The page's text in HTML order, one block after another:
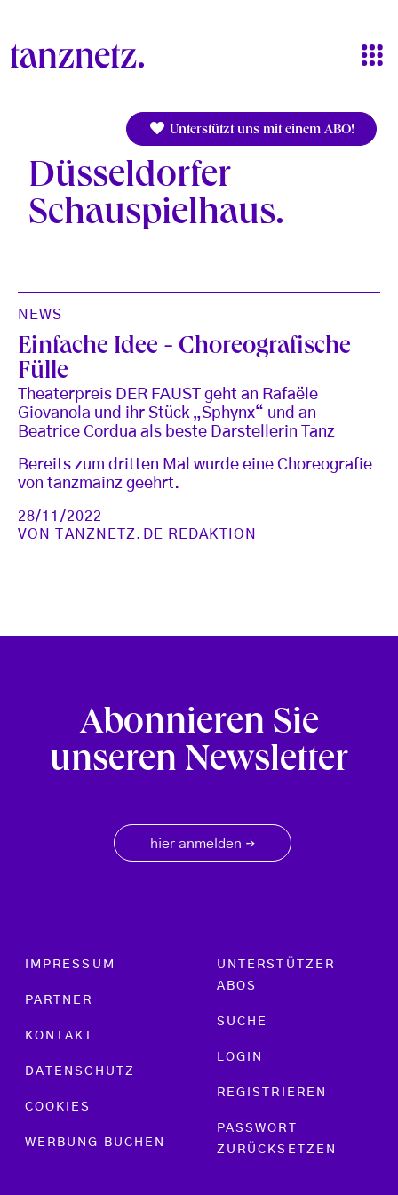
Unterstützt uns mit einem ABO!
Düsseldorfer
Schauspielhaus
NEWS
Einfache Idee - Choreografische
Fülle
Theaterpreis DER FAUST geht an Rafaële
Giovanola und ihr Stück „Sphynx“ und an
Beatrice Cordua als beste Darstellerin Tanz
Bereits zum dritten Mal wurde eine Choreografie
von tanzmainz geehrt.
28/11/2022
VONTANZNETZ.DE REDAKTION
Abonnieren Sie
unseren Newsletter
hier anmelden →
Footer menu
IMPRESSUM
PARTNER
KONTAKT
DATENSCHUTZ
COOKIES
WERBUNG BUCHEN
UNTERSTÜTZER
ABOS
SUCHE
LOGIN
REGISTRIEREN
PASSWORT
ZURÜCKSETZEN